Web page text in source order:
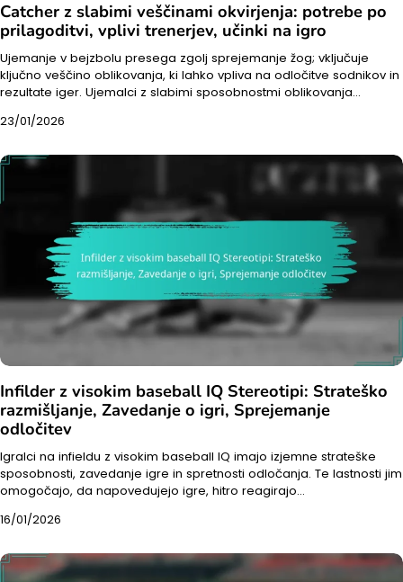
Catcher z slabimi veščinami okvirjenja: potrebe po
prilagoditvi, vplivi trenerjev, učinki na igro
Ujemanje v bejzbolu presega zgolj sprejemanje žog; vključuje
ključno veščino oblikovanja, ki lahko vpliva na odločitve sodnikov in
rezultate iger. Ujemalci z slabimi sposobnostmi oblikovanja…
23/01/2026
Infilder z visokim baseball IQ Stereotipi: Strateško
razmišljanje, Zavedanje o igri, Sprejemanje
odločitev
Igralci na infieldu z visokim baseball IQ imajo izjemne strateške
sposobnosti, zavedanje igre in spretnosti odločanja. Te lastnosti jim
omogočajo, da napovedujejo igre, hitro reagirajo…
16/01/2026